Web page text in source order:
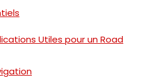
Utiles pour un Road